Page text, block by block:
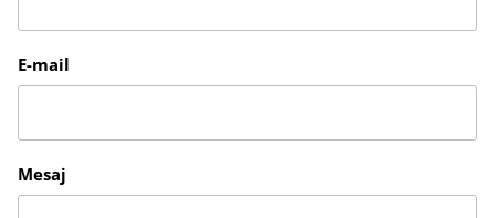
E-mail
Mesaj